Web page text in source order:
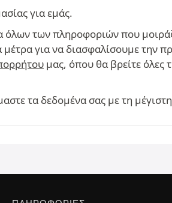
για εμάς.
όλων των πληροφοριών που
για να διασφαλίσουμε την
μας, όπου θα βρείτε όλες
τα δεδομένα σας με τη